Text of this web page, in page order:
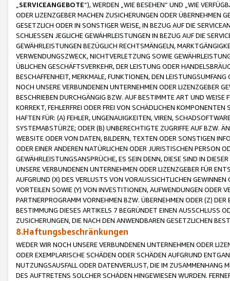
SERVICEANGEBOTE“), WERDEN „WIE BESEHEN“ UND „WIE
ODER LIZENZGEBER MACHEN ZUSICHERUNGEN ODER ÜBERNEHMEN
GESETZLICH ODER IN SONSTIGER WEISE, IN BEZUG AUF DIE
SCHLIESSEN JEGLICHE GEWÄHRLEISTUNGEN IN BEZUG AUF DIE
GEWÄHRLEISTUNGEN BEZÜGLICH RECHTSMÄNGELN,
VERWENDUNGSZWECK, NICHTVERLETZUNG SOWIE
ÜBLICHEN GESCHÄFTSVERKEHR, DER LEISTUNG ODER
BESCHAFFENHEIT, MERKMALE, FUNKTIONEN, DEN
NOCH UNSERE VERBUNDENEN UNTERNEHMEN ODER LIZENZGEBER
BESCHRIEBEN DURCHGÄNGIG BZW. AUF BESTIMMTE ART UND
KORREKT, FEHLERFREI ODER FREI VON SCHÄDLICHEN
HAFTEN FÜR: (A) FEHLER, UNGENAUIGKEITEN, VIREN,
SYSTEMABSTÜRZE; ODER (B) UNBERECHTIGTE ZUGRIFFE AUF BZW.
WEBSITE ODER VON DATEN, BILDERN, TEXTEN ODER SONSTIGEN
ODER EINER ANDEREN NATÜRLICHEN ODER JURISTISCHEN PERSON
GEWÄHRLEISTUNGSANSPRÜCHE, ES SEIN DENN, DIESE SIND IN
UNSERE VERBUNDENEN UNTERNEHMEN ODER LIZENZGEBER FÜR
AUFGRUND (X) DES VERLUSTS VON VORAUSSICHTLICHEN
VORTEILEN SOWIE (Y) VON INVESTITIONEN, AUFWENDUNGEN ODER
PARTNERPROGRAMM VORNEHMEN BZW. ÜBERNEHMEN ODER (Z)
BESTIMMUNG DIESES ARTIKELS 7 BEGRÜNDET EINEN AUSSCHLUSS
ZUSICHERUNGEN, DIE NACH DEN ANWENDBAREN GESETZLICHEN
8.Haftungsbeschränkungen
WEDER WIR NOCH UNSERE VERBUNDENEN UNTERNEHMEN ODER
ODER EXEMPLARISCHE SCHÄDEN ODER SCHÄDEN AUFGRUND
NUTZUNGSAUSFALL ODER DATENVERLUST, DIE IM ZUSAMMENHANG
DES AUFTRETENS SOLCHER SCHÄDEN HINGEWIESEN WURDEN.